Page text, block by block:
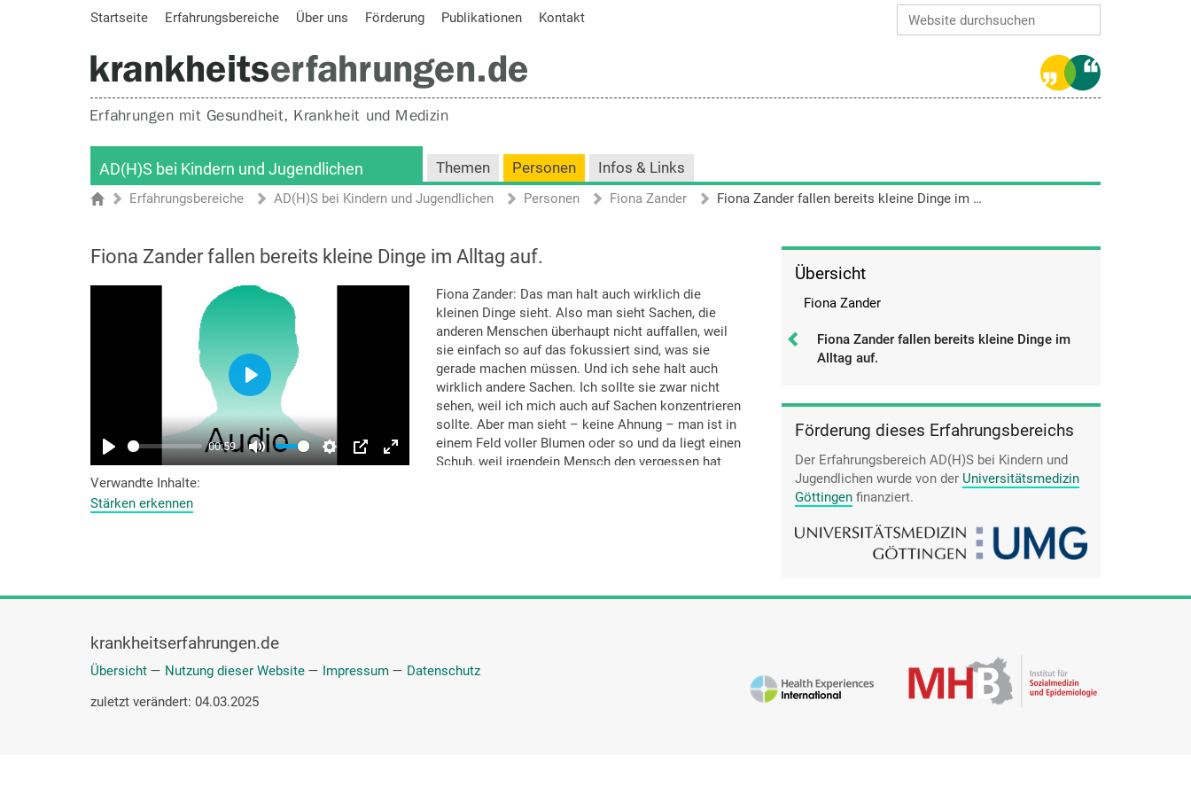
Erweiterte Suche…
Startseite Erfahrungsbereiche Über uns Förderung Publikationen Kontakt
AD(H)S bei Kindern und Jugendlichen Themen Personen Infos & Links
Sie sind hier
StartseiteErfahrungsbereiche AD(H)S bei Kindern und Jugendlichen Personen Fiona Zander Fiona Zander fallen bereits kleine Dinge im Alltag auf.
Fiona Zander fallen bereits kleine Dinge im Alltag auf.
Fiona Zander: Das man halt auch wirklich die
kleinen Dinge sieht. Also man sieht Sachen, die
anderen Menschen überhaupt nicht auffallen, weil
sie einfach so auf das fokussiert sind, was sie
gerade machen müssen. Und ich sehe halt auch
wirklich andere Sachen. Ich sollte sie zwar nicht
sehen, weil ich mich auch auf Sachen konzentrieren
sollte. Aber man sieht – keine Ahnung – man ist in
einem Feld voller Blumen oder so und da liegt einen
Schuh, weil irgendein Mensch den vergessen hat
Schönheit sieht von kleinen Dingen, die anderen
Verwandte Inhalte
Stärken erkennen
Übersicht
Fiona Zander
Fiona Zander fallen bereits kleine Dinge im
Alltag auf.
Förderung dieses Erfahrungsbereichs
Der Erfahrungsbereich AD(H)S bei Kindern und
Jugendlichen wurde von der Universitätsmedizin
Göttingen finanziert.
krankheitserfahrungen.de
Übersicht — Nutzung dieser Website — Impressum — Datenschutz
zuletzt verändert: 04.03.2025